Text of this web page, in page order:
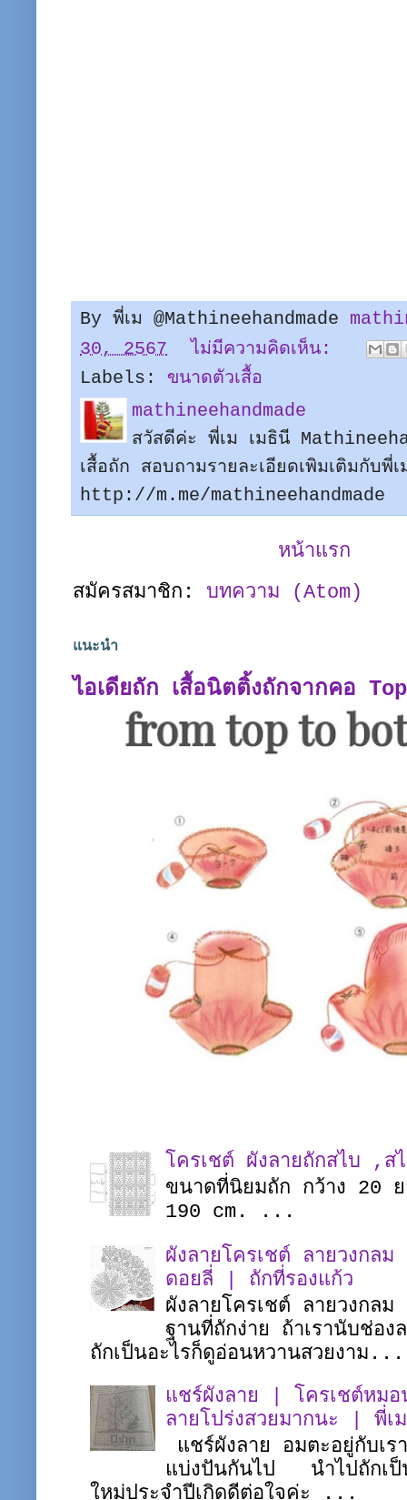
By พี่เม @Mathineehandmade
30, 2567
ไม่มีความคิดเห็น:
Labels: ขนาดตัวเสื้อ
mathineehandmade
สวัสดีค่ะ พี่เม เมธินี
เสื้อถัก สอบถามรายละเอียดเพิมเติมกับ
http://m.me/mathineehandmade
หน้าแรก
สมัครสมาชิก: บทความ (Atom)
แนะนำ
ไอเดียถัก เสื้อนิตติ้งถักจากคอ
โครเชต์ ผังลายถักสไบ ,ส
ขนาดที่นิยมถัก กว้าง 20
190 cm. ...
ผังลายโครเชต์ ลายวงกล
ดอยลี่ | ถักที่รองแก้ว
ผังลายโครเชต์ ลายวงกล
ฐานที่ถักง่าย ถ้าเรานับช่อง
ถักเป็นอะไรก็ดูอ่อนหวานสวยงาม...
แชร์ผังลาย | โครเชต์หม
ลายโปร่งสวยมากนะ | พี่เ
แชร์ผังลาย อมตะอยู่กับเ
แบ่งปันกันไป นำไปถักเ
ใหม่ประจำปีเกิดดีต่อใจค่ะ ...